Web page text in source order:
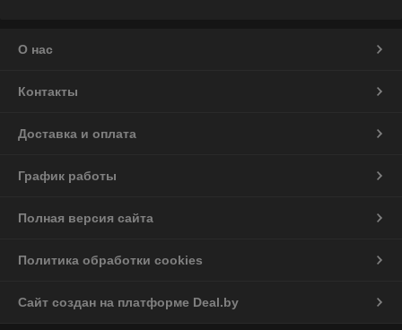
О нас
Контакты
Доставка и оплата
График работы
Полная версия сайта
Политика обработки cookies
Сайт создан на платформе Deal.by